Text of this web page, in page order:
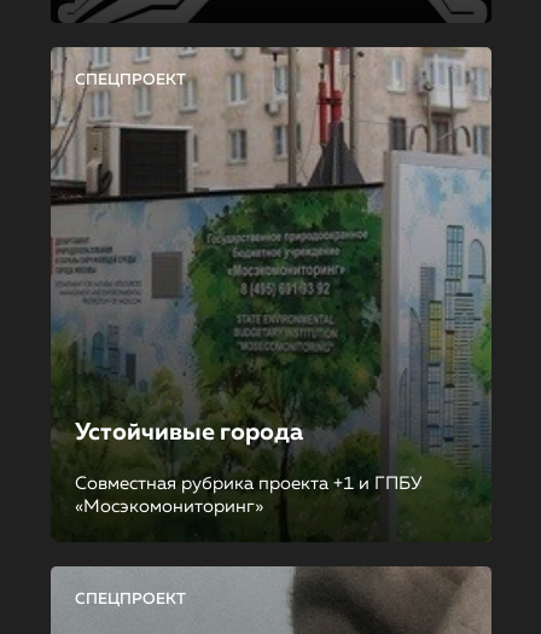
СПЕЦПРОЕКТ
Устойчивые города
Совместная рубрика проекта +1 и ГПБУ
«Мосэкомониторинг»
СПЕЦПРОЕКТ